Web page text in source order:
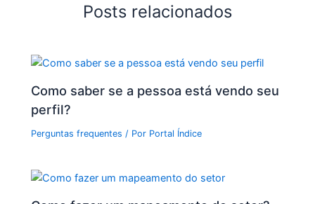
Posts relacionados
Como saber se a pessoa está vendo seu
perfil?
Perguntas frequentes / Por Portal Índice